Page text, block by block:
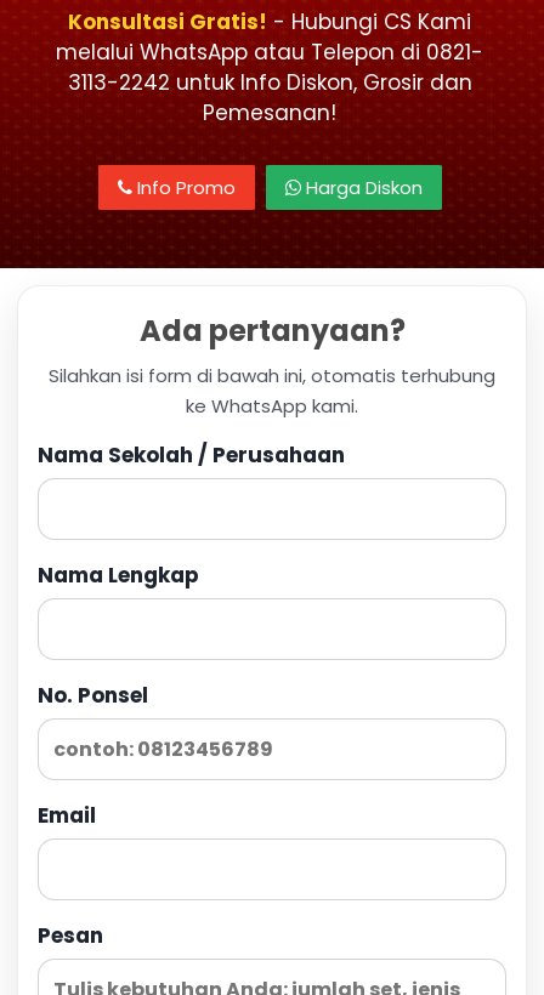
Konsultasi Gratis! - Hubungi CS Kami
melalui WhatsApp atau Telepon di 0821-
3113-2242 untuk Info Diskon, Grosir dan
Pemesanan!
Info Promo Harga Diskon
Ada pertanyaan?
Silahkan isi form di bawah ini, otomatis terhubung
ke WhatsApp kami.
Nama Sekolah / Perusahaan
Nama Lengkap
No. Ponsel
Email
Pesan